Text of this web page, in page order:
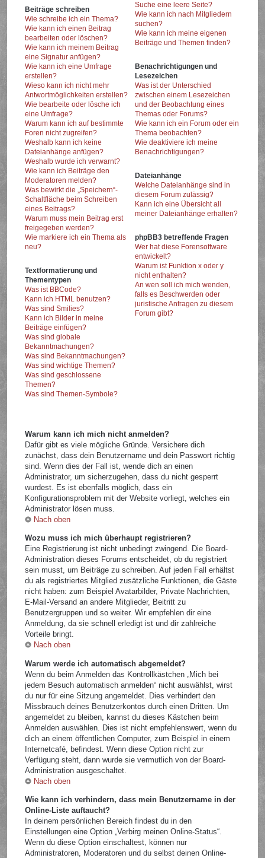
Beiträge schreiben
Wie schreibe ich ein Thema?
Wie kann ich einen Beitrag
bearbeiten oder löschen?
Wie kann ich meinem Beitrag
eine Signatur anfügen?
Wie kann ich eine Umfrage
erstellen?
Wieso kann ich nicht mehr
Antwortmöglichkeiten erstellen?
Wie bearbeite oder lösche ich
eine Umfrage?
Warum kann ich auf bestimmte
Foren nicht zugreifen?
Weshalb kann ich keine
Dateianhänge anfügen?
Weshalb wurde ich verwarnt?
Wie kann ich Beiträge den
Moderatoren melden?
Was bewirkt die „Speichern“-
Schaltfläche beim Schreiben
eines Beitrags?
Warum muss mein Beitrag erst
freigegeben werden?
Wie markiere ich ein Thema als
neu?
Textformatierung und
Thementypen
Was ist BBCode?
Kann ich HTML benutzen?
Was sind Smilies?
Kann ich Bilder in meine
Beiträge einfügen?
Was sind globale
Bekanntmachungen?
Was sind Bekanntmachungen?
Was sind wichtige Themen?
Was sind geschlossene
Themen?
Was sind Themen-Symbole?
Suche eine leere Seite?
Wie kann ich nach Mitgliedern
suchen?
Wie kann ich meine eigenen
Beiträge und Themen finden?
Benachrichtigungen und
Lesezeichen
Was ist der Unterschied
zwischen einem Lesezeichen
und der Beobachtung eines
Themas oder Forums?
Wie kann ich ein Forum oder ein
Thema beobachten?
Wie deaktiviere ich meine
Benachrichtigungen?
Dateianhänge
Welche Dateianhänge sind in
diesem Forum zulässig?
Kann ich eine Übersicht all
meiner Dateianhänge erhalten?
phpBB3 betreffende Fragen
Wer hat diese Forensoftware
entwickelt?
Warum ist Funktion x oder y
nicht enthalten?
An wen soll ich mich wenden,
falls es Beschwerden oder
juristische Anfragen zu diesem
Forum gibt?
Warum kann ich mich nicht anmelden?
Dafür gibt es viele mögliche Gründe. Versichere dich
zunächst, dass dein Benutzername und dein Passwort richtig
sind. Wenn dies der Fall ist, wende dich an einen
Administrator, um sicherzugehen, dass du nicht gesperrt
wurdest. Es ist ebenfalls möglich, dass ein
Konfigurationsproblem mit der Website vorliegt, welches ein
Administrator lösen muss.
Nach oben
Wozu muss ich mich überhaupt registrieren?
Eine Registrierung ist nicht unbedingt zwingend. Die Board-
Administration dieses Forums entscheidet, ob du registriert
sein musst, um Beiträge zu schreiben. Auf jeden Fall erhältst
du als registriertes Mitglied zusätzliche Funktionen, die Gäste
nicht haben: zum Beispiel Avatarbilder, Private Nachrichten,
E-Mail-Versand an andere Mitglieder, Beitritt zu
Benutzergruppen und so weiter. Wir empfehlen dir eine
Anmeldung, da sie schnell erledigt ist und dir zahlreiche
Vorteile bringt.
Nach oben
Warum werde ich automatisch abgemeldet?
Wenn du beim Anmelden das Kontrollkästchen „Mich bei
jedem Besuch automatisch anmelden“ nicht auswählst, wirst
du nur für eine Sitzung angemeldet. Dies verhindert den
Missbrauch deines Benutzerkontos durch einen Dritten. Um
angemeldet zu bleiben, kannst du dieses Kästchen beim
Anmelden auswählen. Dies ist nicht empfehlenswert, wenn du
dich an einem öffentlichen Computer, zum Beispiel in einem
Internetcafé, befindest. Wenn diese Option nicht zur
Verfügung steht, dann wurde sie vermutlich von der Board-
Administration ausgeschaltet.
Nach oben
Wie kann ich verhindern, dass mein Benutzername in der
Online-Liste auftaucht?
In deinem persönlichen Bereich findest du in den
Einstellungen eine Option „Verbirg meinen Online-Status“.
Wenn du diese Option einschaltest, können nur
Administratoren, Moderatoren und du selbst deinen Online-